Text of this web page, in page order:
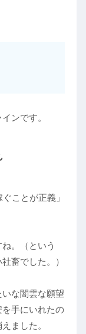
ンです。
ことが正義」
。（という
畜でした。）
な闇雲な願望
手にいれたの
ました。